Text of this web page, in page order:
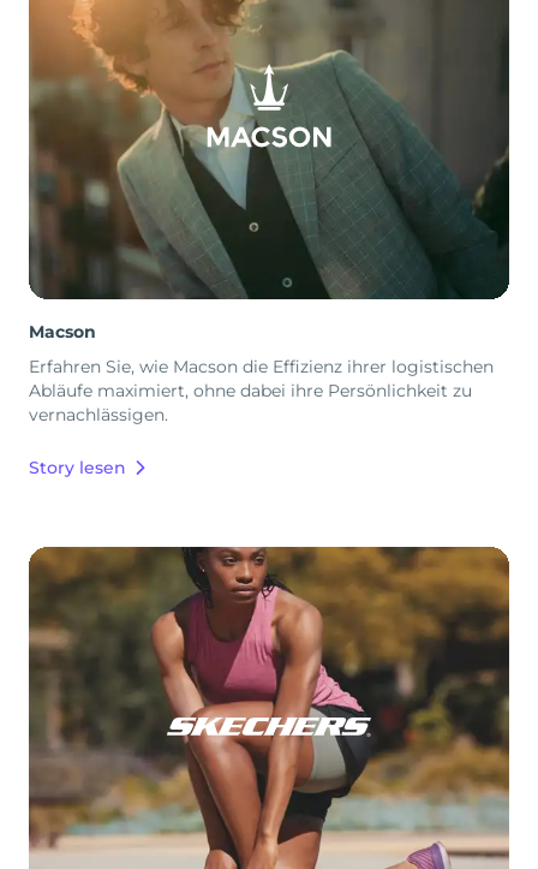
Macson
Erfahren Sie, wie Macson die Effizienz ihrer logistischen
Abläufe maximiert, ohne dabei ihre Persönlichkeit zu
vernachlässigen.
Story lesen